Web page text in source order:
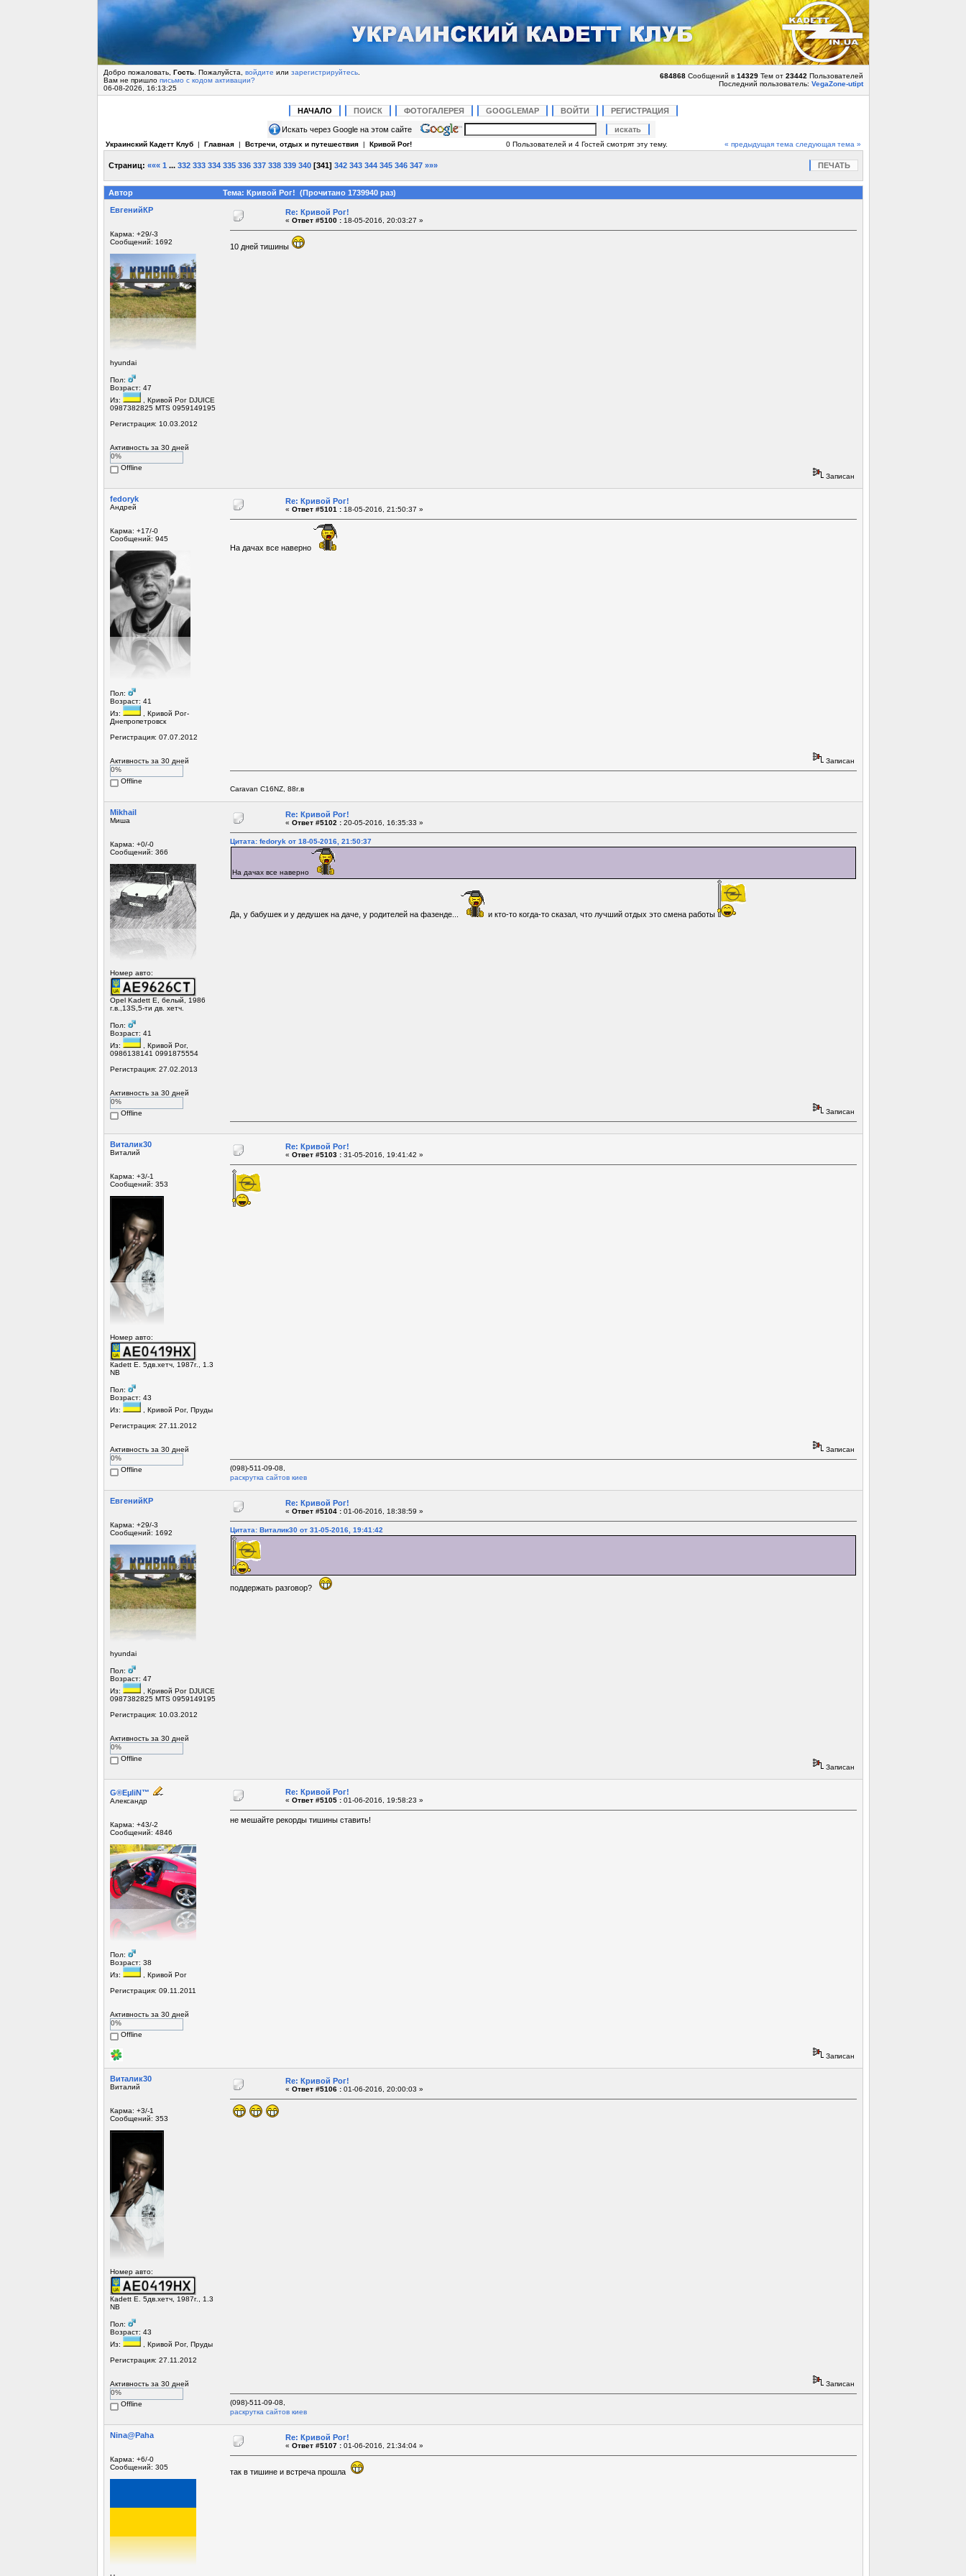
Добро пожаловать, Гость. Пожалуйста, войдите или зарегистрируйтесь.
Вам не пришло письмо с кодом активации?
06-08-2026, 16:13:25
684868Сообщений в 14329Тем от 23442 Пользователей
Последний пользователь: VegaZone-utipt
НАЧАЛО ПОИСК ФОТОГАЛЕРЕЯ GOOGLEMAP ВОЙТИ РЕГИСТРАЦИЯ
Искать через Google на этом сайте
Украинский Кадетт Клуб| Главная| Встречи, отдых и путешествия| Кривой Рог! 0 Пользователей и 4 Гостей смотрят эту тему. « предыдущая тема следующая тема »
Страниц: ««« 1 ... 332 333 334 335 336 337 338 339 340[341] 342 343 344 345 346 347 »»» ПЕЧАТЬ
Автор
Тема: Кривой Рог! (Прочитано 1739940 раз)
ЕвгенийКР
Карма: +29/-3
Сообщений: 1692
hyundai
Пол:
Возраст: 47
Из:
, Кривой Рог DJUICE
0987382825 MTS 0959149195
Регистрация: 10.03.2012
Активность за 30 дней
0%
Offline
Re: Кривой Рог!
« Ответ #5100 :18-05-2016, 20:03:27 »
10 дней тишины
Записан
fedoryk
Андрей
Карма: +17/-0
Сообщений: 945
Пол:
Возраст: 41
Из:
, Кривой Рог-
Днепропетровск
Регистрация: 07.07.2012
Активность за 30 дней
0%
Offline
Re: Кривой Рог!
« Ответ #5101 :18-05-2016, 21:50:37 »
На дачах все наверно
Записан
Caravan C16NZ, 88г.в
Mikhail
Миша
Карма: +0/-0
Сообщений: 366
Номер авто:
Opel Kadett E, белый, 1986
г.в.,13S,5-ти дв. хетч.
Пол:
Возраст: 41
Из:
, Кривой Рог,
0986138141 0991875554
Регистрация: 27.02.2013
Активность за 30 дней
0%
Offline
Re: Кривой Рог!
« Ответ #5102 :20-05-2016, 16:35:33 »
Цитата: fedoryk от 18-05-2016, 21:50:37
На дачах все наверно
Да, у бабушек и у дедушек на даче, у родителей на фазенде... и кто-то когда-то сказал, что лучший отдых это смена работы
Записан
Виталик30
Виталий
Карма: +3/-1
Сообщений: 353
Номер авто:
Кadett Е. 5дв.хетч, 1987г., 1.3
NB
Пол:
Возраст: 43
Из:
, Кривой Рог, Пруды
Регистрация: 27.11.2012
Активность за 30 дней
0%
Offline
Re: Кривой Рог!
« Ответ #5103 :31-05-2016, 19:41:42 »
Записан
(098)-511-09-08,
раскрутка сайтов киев
ЕвгенийКР
Карма: +29/-3
Сообщений: 1692
hyundai
Пол:
Возраст: 47
Из:
, Кривой Рог DJUICE
0987382825 MTS 0959149195
Регистрация: 10.03.2012
Активность за 30 дней
0%
Offline
Re: Кривой Рог!
« Ответ #5104 :01-06-2016, 18:38:59 »
Цитата: Виталик30 от 31-05-2016, 19:41:42
поддержать разговор?
Записан
G®EµliN™
Александр
Карма: +43/-2
Сообщений: 4846
Пол:
Возраст: 38
Из:
, Кривой Рог
Регистрация: 09.11.2011
Активность за 30 дней
0%
Offline
Re: Кривой Рог!
« Ответ #5105 :01-06-2016, 19:58:23 »
не мешайте рекорды тишины ставить!
Записан
Виталик30
Виталий
Карма: +3/-1
Сообщений: 353
Номер авто:
Кadett Е. 5дв.хетч, 1987г., 1.3
NB
Пол:
Возраст: 43
Из:
, Кривой Рог, Пруды
Регистрация: 27.11.2012
Активность за 30 дней
0%
Offline
Re: Кривой Рог!
« Ответ #5106 :01-06-2016, 20:00:03 »
Записан
(098)-511-09-08,
раскрутка сайтов киев
Nina@Paha
Карма: +6/-0
Сообщений: 305
Re: Кривой Рог!
« Ответ #5107 :01-06-2016, 21:34:04 »
так в тишине и встреча прошла